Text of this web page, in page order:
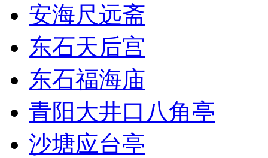
安海尺远斋
东石天后宫
东石福海庙
青阳大井口八角亭
沙塘应台亭